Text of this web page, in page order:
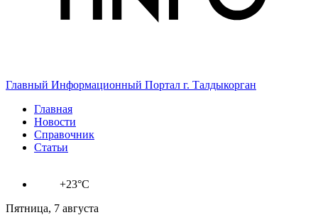
Главный Информационный Портал г. Талдыкорган
Главная
Новости
Справочник
Статьи
+23°C
Пятница, 7 августа